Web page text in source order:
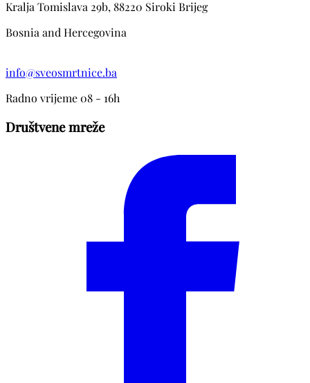
Kralja Tomislava 29b, 88220 Siroki Brijeg
Bosnia and Hercegovina
info@sveosmrtnice.ba
Radno vrijeme 08 - 16h
Društvene mreže